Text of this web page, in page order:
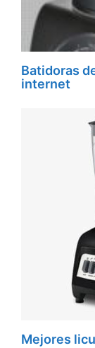
Batidoras
internet
Mejores